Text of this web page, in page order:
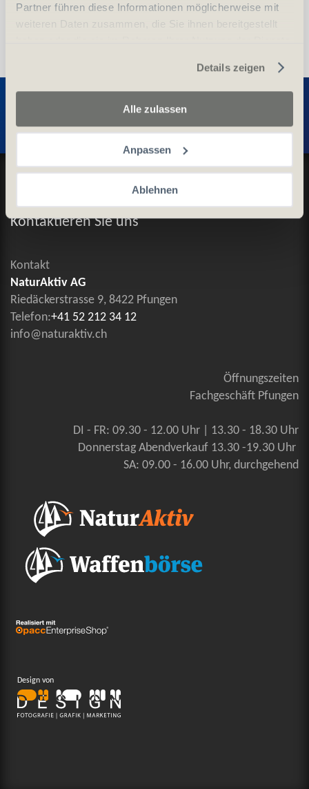
Partner führen diese Informationen möglicherweise mit
weiteren Daten zusammen, die Sie ihnen bereitgestellt
Details zeigen
Alle zulassen
Anpassen
Ablehnen
Entdecken Sie weitere Produkte
Datenschutz und Cookie-Richtlinien
Allgemeine Geschäftsbedingungen
Kontaktieren Sie uns
Kontakt
NaturAktiv AG
Riedäckerstrasse 9, 8422 Pfungen
Telefon:+41 52 212 34 12
info@naturaktiv.ch
Öffnungszeiten
Fachgeschäft Pfungen
DI - FR: 09.30 - 12.00 Uhr | 13.30 - 18.30 Uhr
Donnerstag Abendverkauf 13.30 -19.30 Uhr
SA: 09.00 - 16.00 Uhr, durchgehend
Design von